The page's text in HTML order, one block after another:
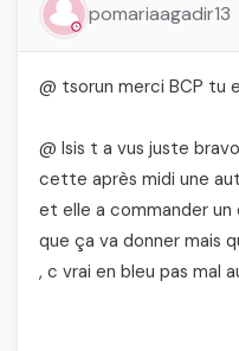
pomariaagadir13
@ tsorun merci BCP tu
@ Isis t a vus juste
cette après midi une
et elle a commander un
que ça va donner mais
, c vrai en bleu pas mal